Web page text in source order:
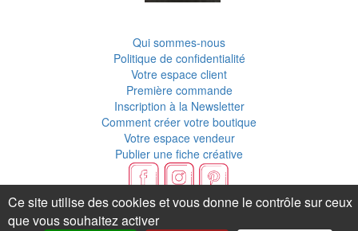
Qui sommes-nous
Politique de confidentialité
Votre espace client
Première commande
Inscription à la Newsletter
Comment créer votre boutique
Votre espace vendeur
Publier une fiche créative
Flux RSS
Ce site utilise des cookies et vous donne le contrôle sur ceux
que vous souhaitez activer